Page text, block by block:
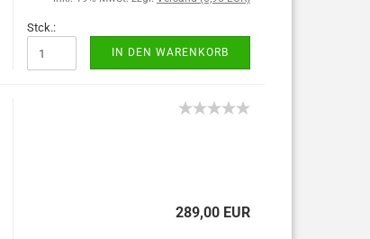
Stck.:
IN DEN WARENKORB
289,00 EUR